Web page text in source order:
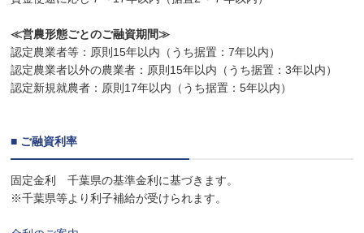
≪営農形態ごとのご融資期間≫
認定農業者等：原則15年以内（うち据置：7年以内）
認定農業者以外の農業者：原則15年以内（うち据置：3年以内）
認定新規就農者：原則17年以内（うち据置：5年以内）
■ ご融資利率
固定金利 千葉県の基準金利に基づきます。
※千葉県等より利子補給が受けられます。